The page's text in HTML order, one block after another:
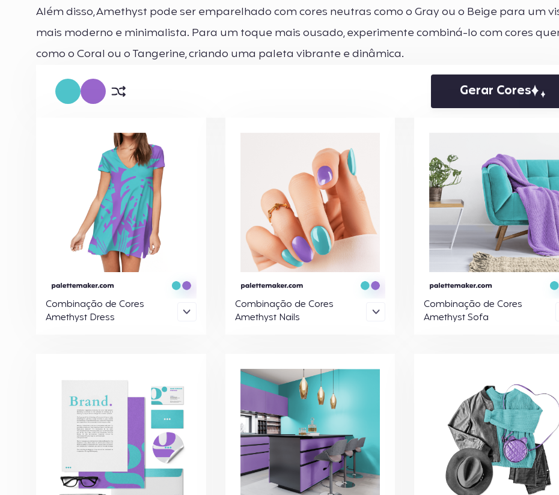
Além disso, Amethyst pode ser emparelhado com cores neutras como o Gray ou o Beige para um
mais moderno e minimalista. Para um toque mais ousado, experimente combiná-lo com cores
como o Coral ou o Tangerine, criando uma paleta vibrante e dinâmica.
Gerar Cores
Combinação de Cores
Amethyst Dress
Combinação de Cores
Amethyst Nails
Combinação de Cores
Amethyst Sofa